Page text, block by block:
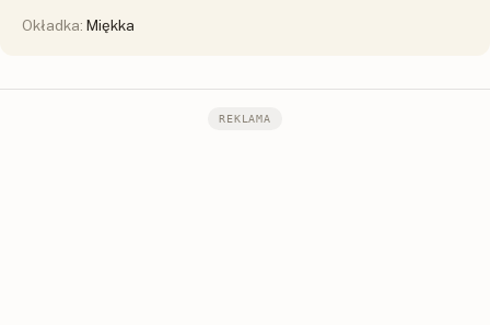
Okładka: Miękka
REKLAMA